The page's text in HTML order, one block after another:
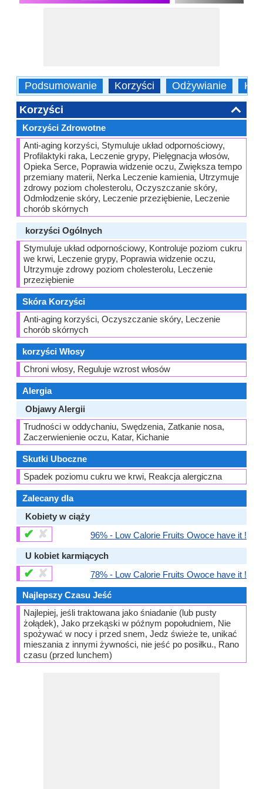
Podsumowanie Korzyści Odżywianie
Korzyści
Korzyści Zdrowotne
Anti-aging korzyści, Stymuluje układ odpornościowy,
Profilaktyki raka, Leczenie grypy, Pielęgnacja włosów,
Opieka Serce, Poprawia widzenie oczu, Zwiększa tempo
przemiany materii, Nerka Leczenie kamienia, Utrzymuje
zdrowy poziom cholesterolu, Oczyszczanie skóry,
Odmłodzenie skóry, Leczenie przeziębienie, Leczenie
chorób skórnych
korzyści Ogólnych
Stymuluje układ odpornościowy, Kontroluje poziom cukru
we krwi, Leczenie grypy, Poprawia widzenie oczu,
Utrzymuje zdrowy poziom cholesterolu, Leczenie
przeziębienie
Skóra Korzyści
Anti-aging korzyści, Oczyszczanie skóry, Leczenie
chorób skórnych
korzyści Włosy
Chroni włosy, Reguluje wzrost włosów
Alergia
Objawy Alergii
Trudności w oddychaniu, Swędzenia, Zatkanie nosa,
Zaczerwienienie oczu, Katar, Kichanie
Skutki Uboczne
Spadek poziomu cukru we krwi, Reakcja alergiczna
Zalecany dla
Kobiety w ciąży
✔ ✘ 96% - Low Calorie Fruits Owoce have it !
U kobiet karmiących
✔ ✘ 78% - Low Calorie Fruits Owoce have it !
Najlepszy Czasu Jeść
Najlepiej, jeśli traktowana jako śniadanie (lub pusty
żołądek), Jako przekąski w późnym popołudniem, Nie
spożywać w nocy i przed snem, Jedz świeże te, unikać
mieszania z innymi żywności, nie jeść po posiłku., Rano
czasu (przed lunchem)